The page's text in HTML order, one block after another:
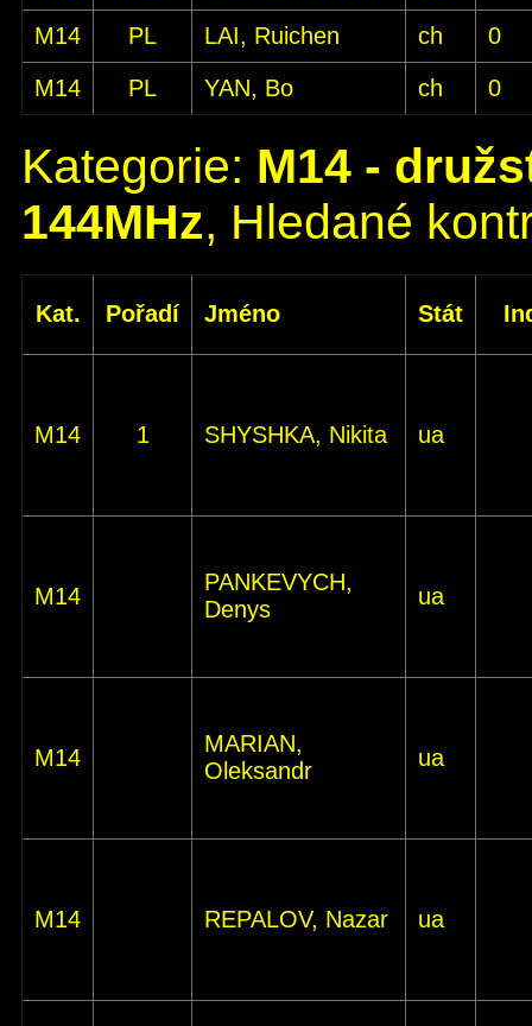
M14
PL LAI, Ruichen ch
0
M14
PL YAN, Bo ch 0
Kategorie: M14 -
144MHz, Hledané
Kat. Pořadí Jméno Stát
M14 1 SHYSHKA, Nikita ua
M14
PANKEVYCH,
Denys
ua
M14
MARIAN,
Oleksandr
ua
M14 REPALOV, Nazar ua